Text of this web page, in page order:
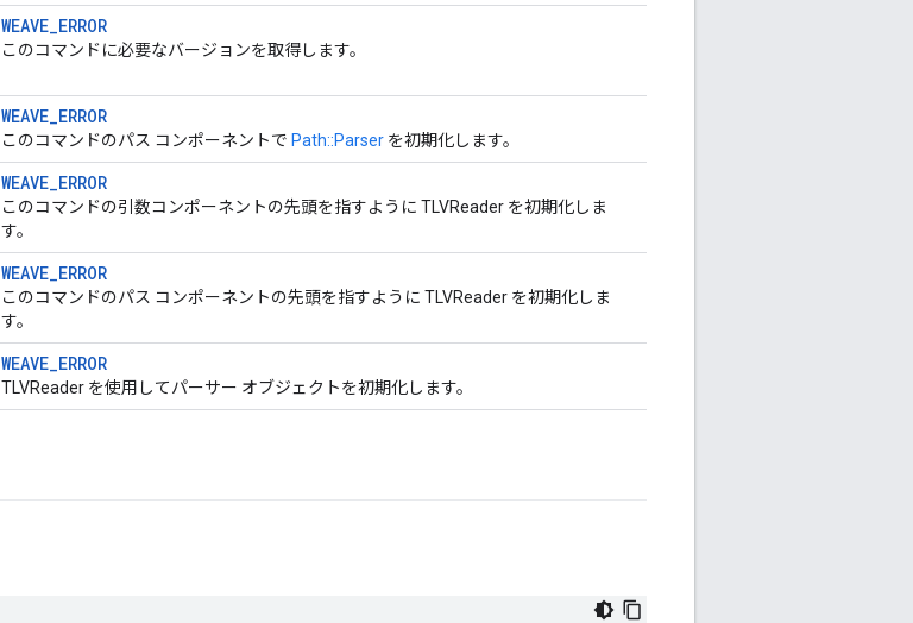
WEAVE_ERROR
このコマンドに必要なバージョンを取得します。
WEAVE_ERROR
このコマンドのパス コンポーネントで Path::Parser を初期化します。
WEAVE_ERROR
このコマンドの引数コンポーネントの先頭を指すように TLVReader を初期化しま
す。
WEAVE_ERROR
このコマンドのパス コンポーネントの先頭を指すように TLVReader を初期化しま
す。
WEAVE_ERROR
TLVReader を使用してパーサー オブジェクトを初期化します。